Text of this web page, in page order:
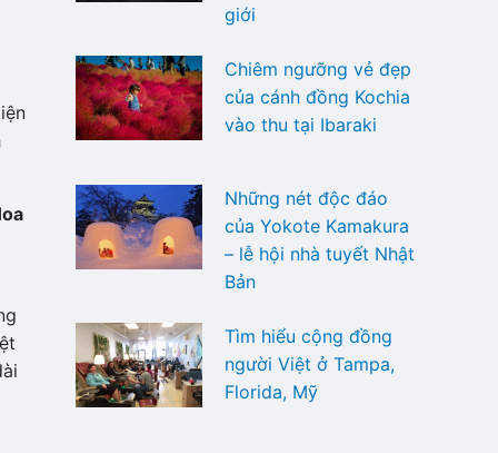
giới
Chiêm ngưỡng vẻ đẹp
của cánh đồng Kochia
vào thu tại Ibaraki
Những nét độc đáo
của Yokote Kamakura
– lễ hội nhà tuyết Nhật
Bản
Tìm hiểu cộng đồng
người Việt ở Tampa,
Florida, Mỹ